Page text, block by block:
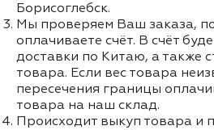
Борисоглебск.
Мы проверяем Ваш заказа,
оплачиваете счёт. В счёт
доставки по Китаю, а также
товара. Если вес товара
пересечения границы
товара на наш склад.
Происходит выкуп товара и